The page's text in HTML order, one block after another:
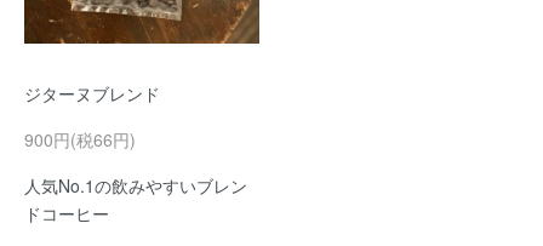
ジターヌブレンド
900円(税66円)
人気No.1の飲みやすいブレン
ドコーヒー